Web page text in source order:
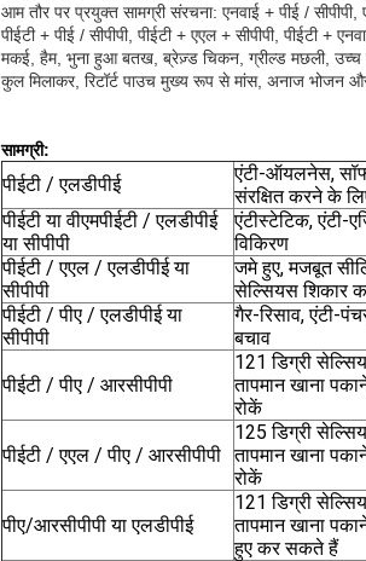
आम तौर पर प्रयुक्त सामग्री संरचना: एनवाई + पीई / सीपीपी,
पीईटी + पीई / सीपीपी, पीईटी + एएल + सीपीपी, पीईटी +
मकई, हैम, भुना हुआ बतख, ब्रेज़्ड चिकन, ग्रील्ड मछली, उच्च
कुल मिलाकर, रिटॉर्ट पाउच मुख्य रूप से मांस, अनाज भोजन
सामग्री:
पीईटी / एलडीपीई
एंटी-ऑयलनेस,
संरक्षित करने के
पीईटी या वीएमपीईटी / एलडीपीई
या सीपीपी
एंटीस्टेटिक, एंटी-
विकिरण
पीईटी / एएल / एलडीपीई या
सीपीपी
जमे हुए, मजबूत
सेल्सियस शिकार
पीईटी / पीए / एलडीपीई या
सीपीपी
गैर-रिसाव, एंटी-
बचाव
पीईटी / पीए / आरसीपीपी
121 डिग्री
तापमान खाना
रोकें
पीईटी / एएल / पीए / आरसीपीपी
125 डिग्री
तापमान खाना
रोकें
पीए/आरसीपीपी या एलडीपीई
121 डिग्री
तापमान खाना
हुए कर सकते हैं